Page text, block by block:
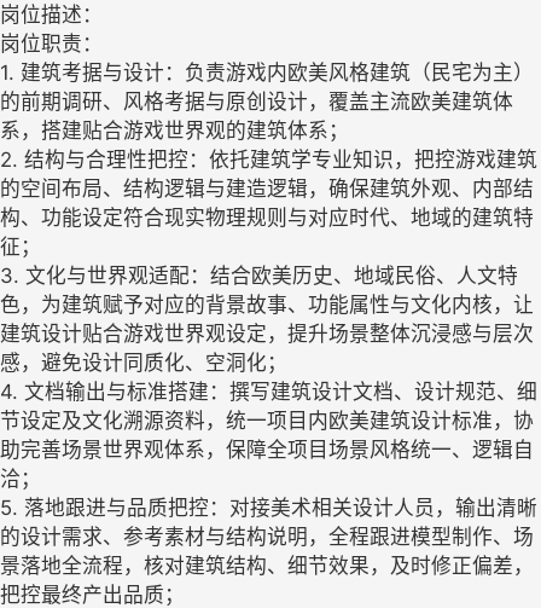
岗位描述：
岗位职责：
1. 建筑考据与设计：负责游戏内欧美风格建筑（民宅为主）
的前期调研、风格考据与原创设计，覆盖主流欧美建筑体
系，搭建贴合游戏世界观的建筑体系；
2. 结构与合理性把控：依托建筑学专业知识，把控游戏建筑
的空间布局、结构逻辑与建造逻辑，确保建筑外观、内部结
构、功能设定符合现实物理规则与对应时代、地域的建筑特
征；
3. 文化与世界观适配：结合欧美历史、地域民俗、人文特
色，为建筑赋予对应的背景故事、功能属性与文化内核，让
建筑设计贴合游戏世界观设定，提升场景整体沉浸感与层次
感，避免设计同质化、空洞化；
4. 文档输出与标准搭建：撰写建筑设计文档、设计规范、细
节设定及文化溯源资料，统一项目内欧美建筑设计标准，协
助完善场景世界观体系，保障全项目场景风格统一、逻辑自
洽；
5. 落地跟进与品质把控：对接美术相关设计人员，输出清晰
的设计需求、参考素材与结构说明，全程跟进模型制作、场
景落地全流程，核对建筑结构、细节效果，及时修正偏差，
把控最终产出品质；